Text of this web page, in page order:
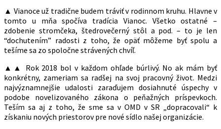
▲ Vianoce už tradične budem tráviť v rodinnom kruhu. Hlavne v
tomto u mňa spočíva tradícia Vianoc. Všetko ostatné –
zdobenie stromčeka, štedrovečerný stôl a pod. – to je len
“dochutením” radosti z toho, že opäť môžeme byť spolu a
tešíme sa zo spoločne strávených chvíľ.
▲▲ Rok 2018 bol v každom ohľade búrlivý. No ak mám byť
konkrétny, zameriam sa radšej na svoj pracovný život. Medzi
najvýznamnejšie udalosti zaraďujem dosiahnuté úspechy v
podobe novelizovaného zákona o peňažných príspevkoch.
Teším sa aj z toho, že sme sa v OMD v SR „dopracovali“ k
získaniu nových priestorov pre nové sídlo našej organizácie.